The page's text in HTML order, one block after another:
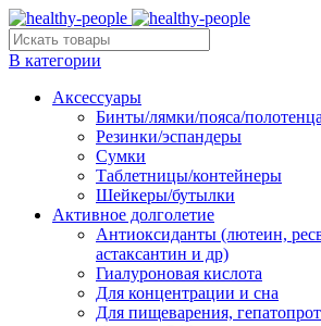
В категории
Аксессуары
Бинты/лямки/пояса/
Резинки/эспандеры
Сумки
Таблетницы/контейнеры
Шейкеры/бутылки
Активное долголетие
Антиоксиданты (лютеин,
астаксантин и др)
Гиалуроновая кислота
Для концентрации и сна
Для пищеварения,